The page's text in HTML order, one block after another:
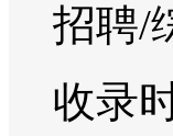
招聘/
收录